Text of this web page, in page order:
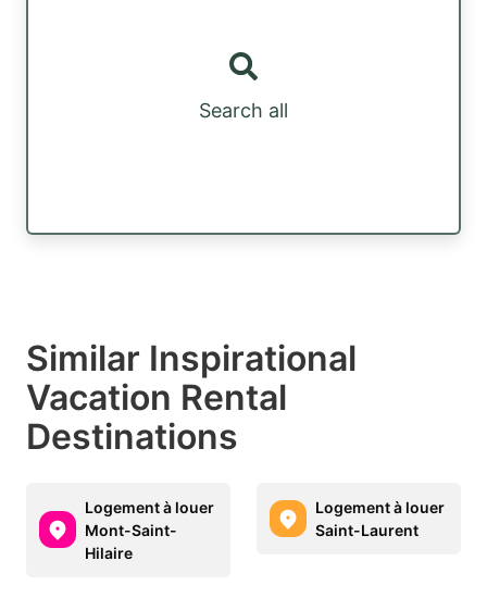
Search all
Similar Inspirational
Vacation Rental
Destinations
Logement à louer
Mont-Saint-
Hilaire
Logement à louer
Saint-Laurent